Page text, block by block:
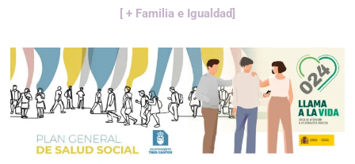
[ + Familia e Igualdad]